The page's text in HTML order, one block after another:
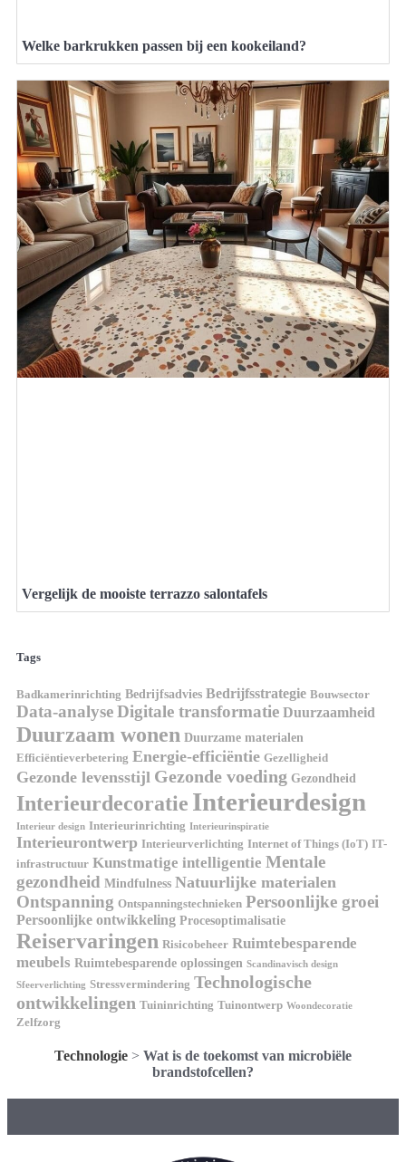
Welke barkrukken passen bij een kookeiland?
Vergelijk de mooiste terrazzo salontafels
Tags
Badkamerinrichting Bedrijfsadvies Bedrijfsstrategie Bouwsector
Data-analyseDigitale transformatie Duurzaamheid
Duurzaam wonen Duurzame materialen
Efficiëntieverbetering Energie-efficiëntie Gezelligheid
Gezonde levensstijl Gezonde voeding Gezondheid
Interieurdecoratie Interieurdesign
Interieur design Interieurinrichting Interieurinspiratie
Interieurontwerp Interieurverlichting Internet of Things (IoT) IT-
infrastructuur Kunstmatige intelligentie Mentale
gezondheid Mindfulness Natuurlijke materialen
Ontspanning Ontspanningstechnieken Persoonlijke groei
Persoonlijke ontwikkeling Procesoptimalisatie
Reiservaringen Risicobeheer Ruimtebesparende
meubels Ruimtebesparende oplossingen Scandinavisch design
Sfeerverlichting Stressvermindering Technologische
ontwikkelingen Tuininrichting Tuinontwerp Woondecoratie
Zelfzorg
Technologie > Wat is de toekomst van microbiële
brandstofcellen?